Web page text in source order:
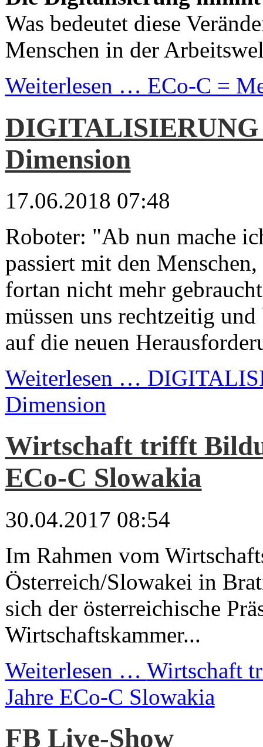
Was bedeutet diese
Menschen in der
Weiterlesen … ECo-C =
DIGITALISIERUNG
Dimension
17.06.2018 07:48
Roboter: "Ab nun mache
passiert mit den
fortan nicht mehr
müssen uns rechtzeitig und
auf die neuen
Weiterlesen …
Dimension
Wirtschaft trifft
ECo-C Slowakia
30.04.2017 08:54
Im Rahmen vom
Österreich/Slowakei in
sich der österreichische
Wirtschaftskammer...
Weiterlesen … Wirtschaft
Jahre ECo-C Slowakia
FB Live-Show